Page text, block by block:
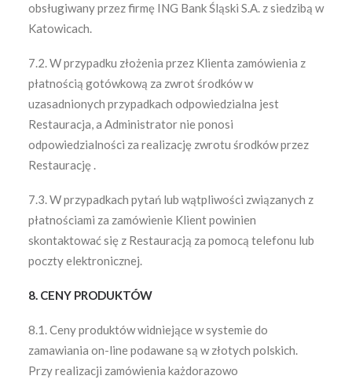
obsługiwany przez firmę ING Bank Śląski S.A. z siedzibą w
Katowicach.
7.2. W przypadku złożenia przez Klienta zamówienia z
płatnością gotówkową za zwrot środków w
uzasadnionych przypadkach odpowiedzialna jest
Restauracja, a Administrator nie ponosi
odpowiedzialności za realizację zwrotu środków przez
Restaurację .
7.3. W przypadkach pytań lub wątpliwości związanych z
płatnościami za zamówienie Klient powinien
skontaktować się z Restauracją za pomocą telefonu lub
poczty elektronicznej.
8. CENY PRODUKTÓW
8.1. Ceny produktów widniejące w systemie do
zamawiania on-line podawane są w złotych polskich.
Przy realizacji zamówienia każdorazowo